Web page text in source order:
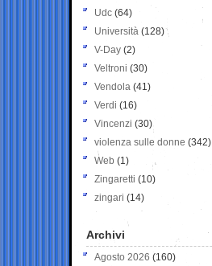
Udc (64)
Università (128)
V-Day (2)
Veltroni (30)
Vendola (41)
Verdi (16)
Vincenzi (30)
violenza sulle donne (342)
Web (1)
Zingaretti (10)
zingari (14)
Archivi
Agosto 2026 (160)